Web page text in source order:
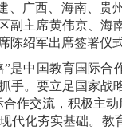
、广西、海南、
副主席黄伟京、海
陈绍军出席签署仪
中国教育国际合
手。要立足国家战
作交流，积极主
代化夯实基础。